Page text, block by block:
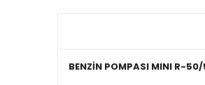
BENZİN POMPASI MINI R-